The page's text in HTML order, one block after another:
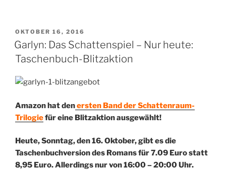
VERÖFFENTLICHT
AM
OKTOBER 16, 2016
Garlyn: Das Schattenspiel – Nur heute:
Taschenbuch-Blitzaktion
Amazon hat denersten Band der Schattenraum-
Trilogiefür eine Blitzaktion ausgewählt!
Heute, Sonntag, den 16. Oktober, gibt es die
Taschenbuchversion des Romans für 7.09 Euro statt
8,95 Euro. Allerdings nur von 16:00 – 20:00 Uhr.